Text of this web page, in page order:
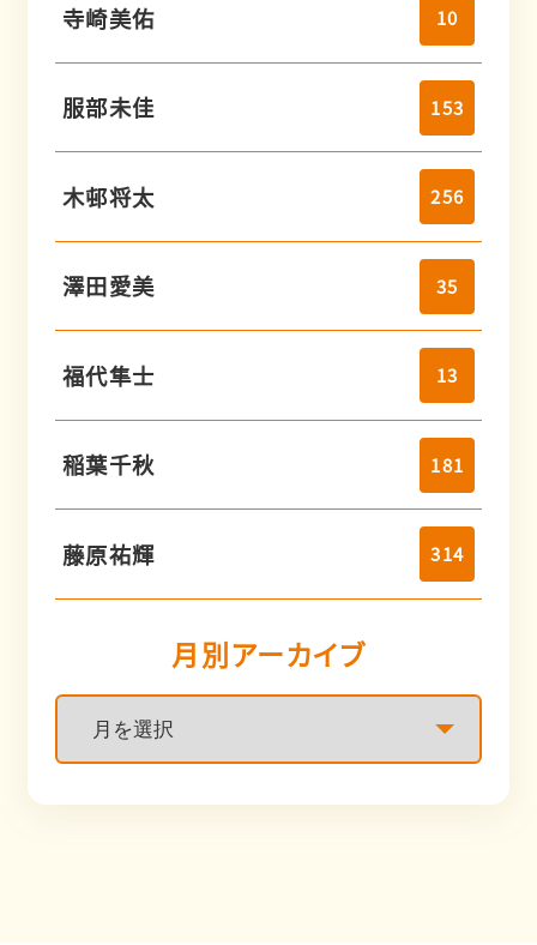
寺崎美佑 10
服部未佳 153
木邨将太 256
澤田愛美 35
福代隼士 13
稲葉千秋 181
藤原祐輝 314
月別アーカイブ